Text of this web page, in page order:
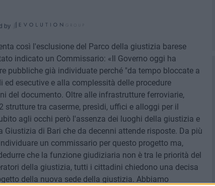
by
così l'esclusione del Parco della giustizia barese
indicato un Commissario: «Il Governo oggi ha
pubbliche già individuate perché "da tempo bloccate a
esecutive e alla complessità delle procedure
del documento. Oltre alle infrastrutture ferroviarie,
strutture tra caserme, presìdi, uffici e alloggi per il
agli occhi però l'assenza dei luoghi della giustizia e
di Bari che da decenni attende risposte. Da più
un commissario per questo progetto ma,
che la funzione giudiziaria non è tra le priorità del
della giustizia, tutti i cittadini chiedono una decisa
della nuova sede della giustizia. Abbiamo